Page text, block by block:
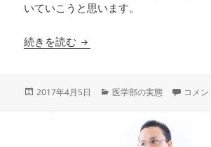
いていこうと思います。
続きを読む 医学部で学ぶ内容は？専攻
投
2017年4月5日
カ
医学部の実態 医学
コメ